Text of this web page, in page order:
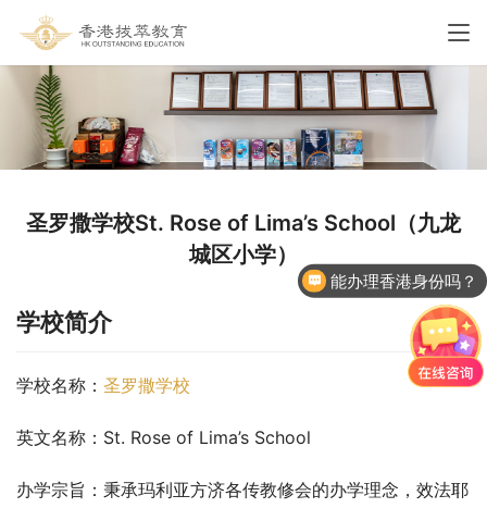
圣罗撒学校St. Rose of Lima’s School（九龙
城区小学）
学校简介
学校名称： 圣罗撒学校
英文名称：St. Rose of Lima’s School
办学宗旨：秉承玛利亚方济各传教修会的办学理念，效法耶
能办理香港身份吗？